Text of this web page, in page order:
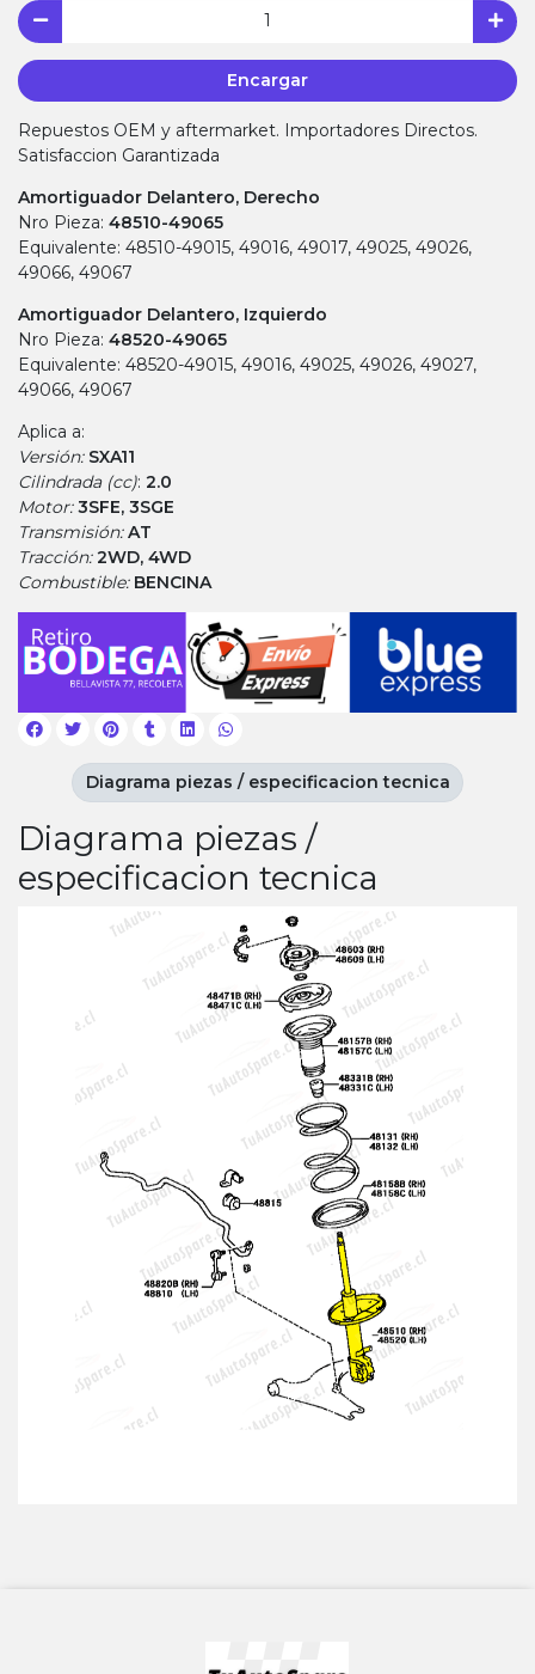
Encargar
Repuestos OEM y aftermarket. Importadores Directos.
Satisfaccion Garantizada
Amortiguador Delantero, Derecho
Nro Pieza: 48510-49065
Equivalente: 48510-49015, 49016, 49017, 49025, 49026,
49066, 49067
Amortiguador Delantero, Izquierdo
Nro Pieza: 48520-49065
Equivalente: 48520-49015, 49016, 49025, 49026, 49027,
49066, 49067
Aplica a:
Versión: SXA11
Cilindrada (cc): 2.0
Motor:3SFE, 3SGE
Transmisión:AT
Tracción:2WD, 4WD
Combustible: BENCINA
Diagrama piezas /
especificacion tecnica
Diagrama piezas / especificacion tecnica